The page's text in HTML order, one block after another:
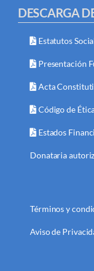
DESCARGA
Estatutos
Presentación
Acta
Código de
Estados
Donataria
Términos y
Aviso de